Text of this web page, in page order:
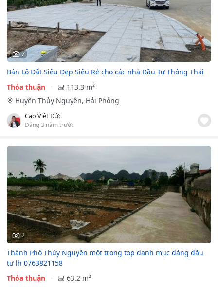
7
Bán Lô Đất Siêu Đẹp Siêu Rẻ cho các nhà Đầu Tư Thông Thái
Thỏa thuận
113.3 m²
Huyện Thủy Nguyên, Hải Phòng
Cao Việt Đức
Đăng 3 năm trước
2
Thành Phố Thủy Nguyên một trong top danh mục đáng đầu
tư lh 0763821158
Thỏa thuận
63.2 m²